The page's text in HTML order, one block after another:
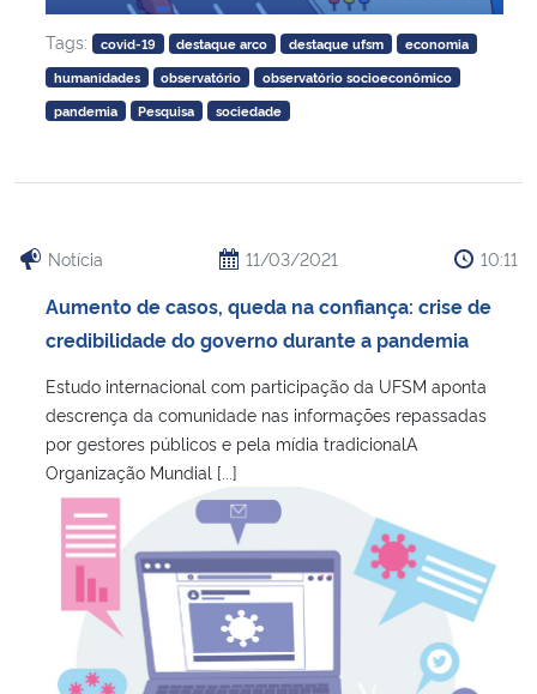
Tags: covid-19 destaque arco destaque ufsm
economia
humanidades
observatório
observatório socioeconômico
pandemia
Pesquisa sociedade
Notícia 11/03/2021 10:11
Aumento de casos, queda na confiança: crise de
credibilidade do governo durante a pandemia
Estudo internacional com participação da UFSM aponta
descrença da comunidade nas informações repassadas
por gestores públicos e pela mídia tradicionalA
Organização Mundial [...]